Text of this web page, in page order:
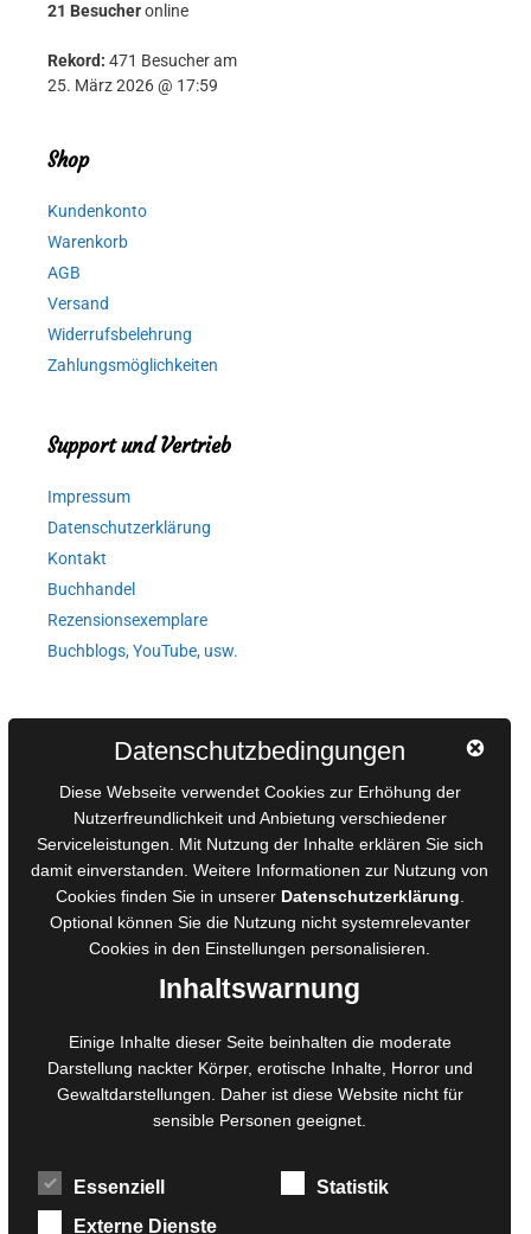
21 Besucheronline
Rekord: 471 Besucher am
25. März 2026 @ 17:59
Shop
Kundenkonto
Warenkorb
AGB
Versand
Widerrufsbelehrung
Zahlungsmöglichkeiten
Support und Vertrieb
Impressum
Datenschutzerklärung
Kontakt
Buchhandel
Rezensionsexemplare
Buchblogs, YouTube, usw.
AGB für Medienprojekte
Online-Artikel
Manuskripte einreichen
Ausschreibungen
Belegexemplare
Eigenbedarfsexemplare
Foto- und Bildbearbeitung
Fotorestauration
Creative Artwork
MPS Fotografie
WordPress Support
Datenschutzbedingungen
Diese Webseite verwendet Cookies zur Erhöhung der
Nutzerfreundlichkeit und Anbietung verschiedener
Serviceleistungen. Mit Nutzung der Inhalte erklären Sie sich
damit einverstanden. Weitere Informationen zur Nutzung von
Cookies finden Sie in unserer Datenschutzerklärung
Optional können Sie die Nutzung nicht systemrelevanter
Cookies in den Einstellungen personalisieren.
Inhaltswarnung
Einige Inhalte dieser Seite beinhalten die moderate
Darstellung nackter Körper, erotische Inhalte, Horror und
Gewaltdarstellungen. Daher ist diese Website nicht für
sensible Personen geeignet.
Essenziell
Statistik
Externe Dienste